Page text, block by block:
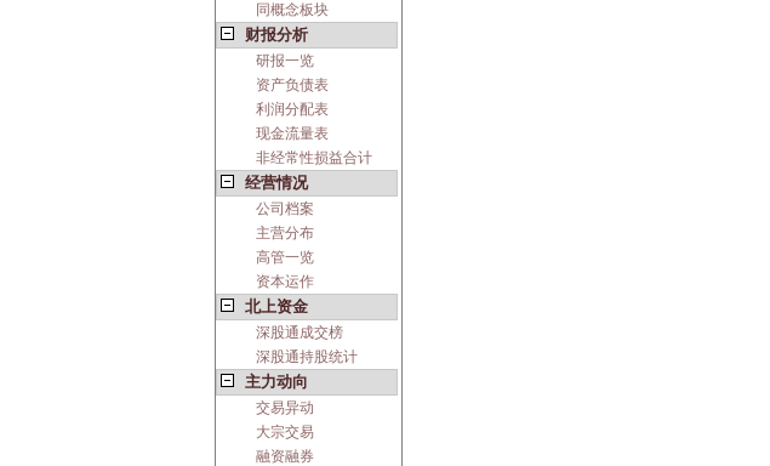
同概念板块
财报分析
研报一览
资产负债表
利润分配表
现金流量表
非经常性损益合计
经营情况
公司档案
主营分布
高管一览
资本运作
北上资金
深股通成交榜
深股通持股统计
主力动向
交易异动
大宗交易
融资融券